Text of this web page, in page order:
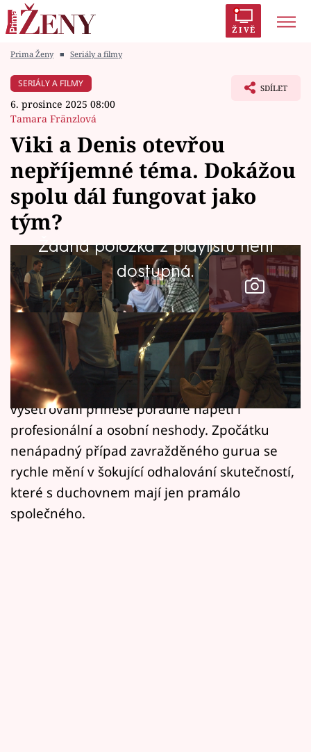
ŽIVĚ
Módní alarm
Témata
Celebrity
Vztahy
Seriály
Horoskopy
Sledujte prima+
Filmový festival Karlovy Vary
Pořady
Mámy sobě
Přihlášení
Prima Ženy ■ Seriály a filmy
SERIÁLY A FILMY
6. prosince 2025 08:00
Tamara Fränzlová
SDÍLET
Viki a Denis otevřou
nepříjemné téma. Dokážou
spolu dál fungovat jako
tým?
Žádná položka z playlistu není
dostupná.
Další díl, další vražda. Kriminalisté
hradeckého oddělení vražd si ani na chvíli
neodpočinou, naopak. Komplikované
vyšetřování přinese pořádné napětí i
profesionální a osobní neshody. Zpočátku
nenápadný případ zavražděného gurua se
rychle mění v šokující odhalování skutečností,
které s duchovnem mají jen pramálo
společného.